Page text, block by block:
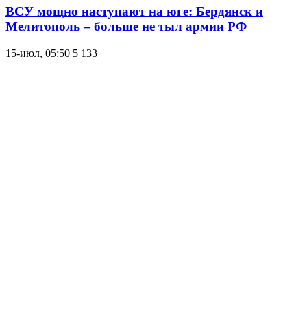
ВСУ мощно наступают на юге: Бердянск и
Мелитополь – больше не тыл армии РФ
15-июл, 05:50 5 133